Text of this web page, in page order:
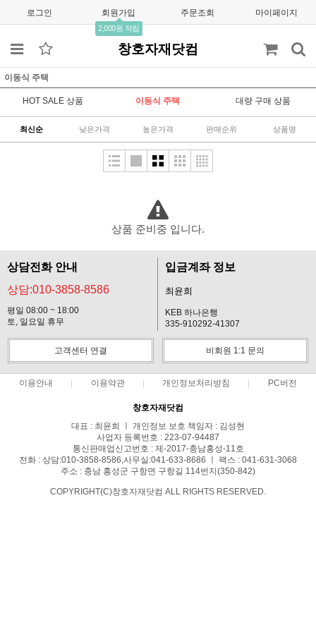
로그인 회원가입
2,000원 적립
주문조회 마이페이지
창호자재닷컴
이동식 주택
HOT SALE 상품 이동식 주택 대량 구매 상품
최신순 낮은가격 높은가격 판매순위 상품명
상품 준비중 입니다.
상담전화 안내
상담:010-3858-8586
평일 08:00 ~ 18:00
토, 일요일 휴무
입금계좌 정보
최윤희
KEB 하나은행
335-910292-41307
고객센터 연결 비회원 1:1 문의
이용안내 이용약관 개인정보처리방침 PC버전
창호자재닷컴
대표 : 최윤희 ㅣ 개인정보 보호 책임자 : 김성현
사업자 등록번호 : 223-07-94487
통신판매업신고번호 : 제-2017-충남홍성-11호
전화 : 상담:010-3858-8586,사무실:041-633-8686 ㅣ 팩스 : 041-631-3068
주소 : 충남 홍성군 구항면 구항길 114번지(350-842)
COPYRIGHT(C)창호자재닷컴 ALL RIGHTS RESERVED.